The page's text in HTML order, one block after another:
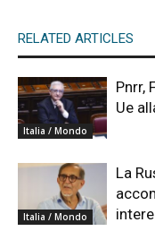
RELATED ARTICLES
Italia / Mondo
Pnrr,
Ue
Italia / Mondo
La